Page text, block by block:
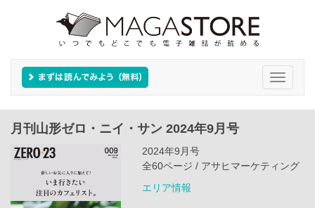
Toggle
月刊山形ゼロ・ニイ・サン 2024年9月号
2024年9月号
全60ページ / アサヒマーケティング
エリア情報